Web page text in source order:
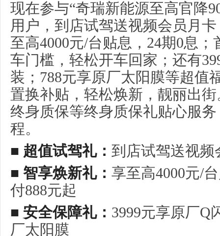
现在参与“奇瑞新能源至高官降
用户，到店试驾送视频会员月
至高4000元/台贴息，24期0息
车门槛，轻松开车回家；还有
装；788元享原厂太阳膜等超值
置换补贴，轻松焕新，靓丽出
终身质保等终身质保礼贴心服
程。
■ 超值试驾礼： 到店试驾送视频
■ 智享焕新礼： 享至高4000元/
付888元起
■ 安全保障礼： 3999元享原厂Q
厂太阳膜